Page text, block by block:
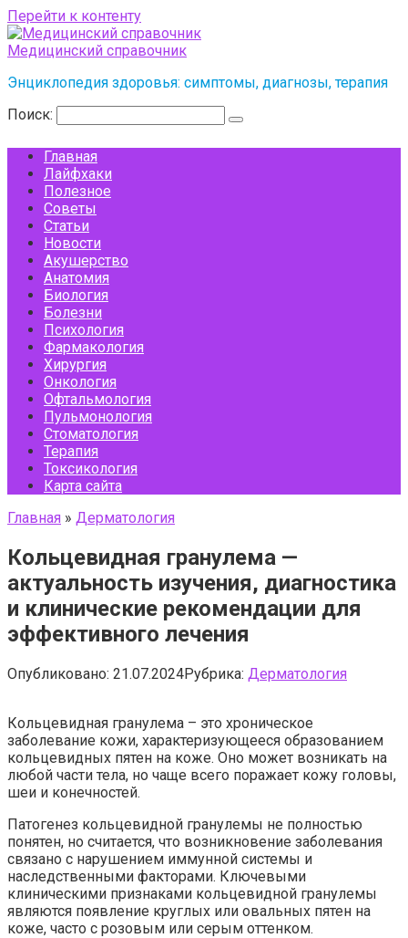
Перейти к контенту
Медицинский справочник
Энциклопедия здоровья: симптомы, диагнозы, терапия
Поиск:
Главная
Лайфхаки
Полезное
Советы
Статьи
Новости
Акушерство
Анатомия
Биология
Болезни
Психология
Фармакология
Хирургия
Онкология
Офтальмология
Пульмонология
Стоматология
Терапия
Токсикология
Карта сайта
Главная » Дерматология
Кольцевидная гранулема —
актуальность изучения, диагностика
и клинические рекомендации для
эффективного лечения
Опубликовано: 21.07.2024Рубрика: Дерматология
Кольцевидная гранулема – это хроническое
заболевание кожи, характеризующееся образованием
кольцевидных пятен на коже. Оно может возникать на
любой части тела, но чаще всего поражает кожу головы,
шеи и конечностей.
Патогенез кольцевидной гранулемы не полностью
понятен, но считается, что возникновение заболевания
связано с нарушением иммунной системы и
наследственными факторами. Ключевыми
клиническими признаками кольцевидной гранулемы
являются появление круглых или овальных пятен на
коже, часто с розовым или серым оттенком.